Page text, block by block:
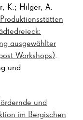
K.; Hilger, A.
ausgewählter
Workshops)
und
und
im Bergischen